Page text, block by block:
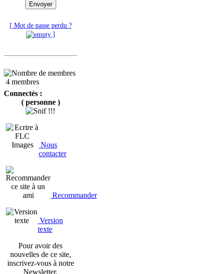
Envoyer
[ Mot de passe perdu ?
]
4 membres
Connectés :
( personne )
Nous
contacter
Recommander
Version
texte
Pour avoir des
nouvelles de ce site,
inscrivez-vous à notre
Newsletter.